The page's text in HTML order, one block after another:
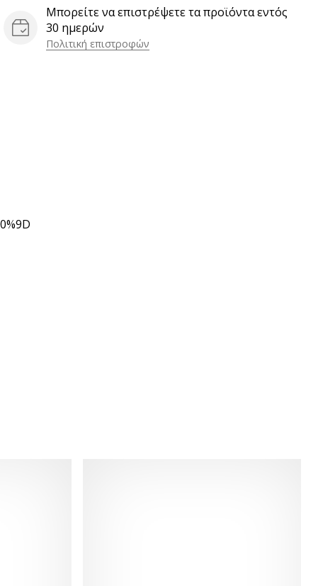
Μπορείτε να επιστρέψετε τα προϊόντα εντός
30 ημερών
Πολιτική επιστροφών